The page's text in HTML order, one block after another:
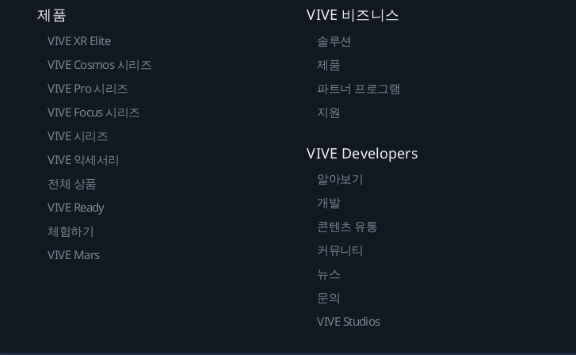
제품
VIVE XR Elite
VIVE Cosmos 시리즈
VIVE Pro 시리즈
VIVE Focus 시리즈
VIVE 시리즈
VIVE 악세서리
전체 상품
VIVE Ready
체험하기
VIVE Mars
VIVE 비즈니스
솔루션
제품
파트너 프로그램
지원
VIVE Developers
알아보기
개발
콘텐츠 유통
커뮤니티
뉴스
문의
VIVE Studios